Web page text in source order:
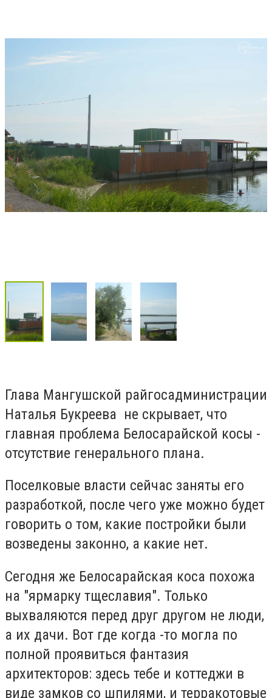
Глава Мангушской райгосадминистрации
Наталья Букреева не скрывает, что
главная проблема Белосарайской косы -
отсутствие генерального плана.
Поселковые власти сейчас заняты его
разработкой, после чего уже можно будет
говорить о том, какие постройки были
возведены законно, а какие нет.
Сегодня же Белосарайская коса похожа
на "ярмарку тщеславия". Только
выхваляются перед друг другом не люди,
а их дачи. Вот где когда -то могла по
полной проявиться фантазия
архитекторов: здесь тебе и коттеджи в
виде замков со шпилями, и терракотовые